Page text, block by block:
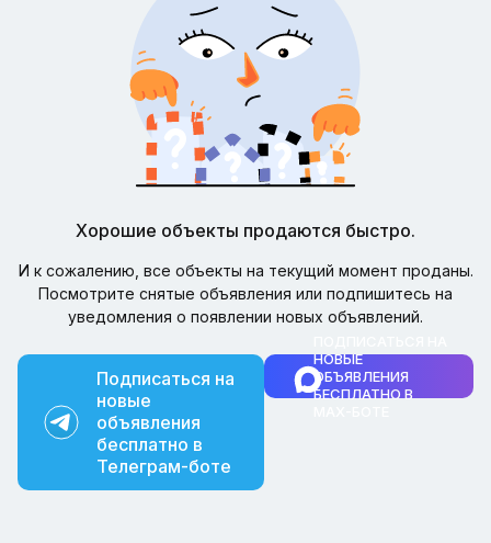
Хорошие объекты продаются быстро.
И к сожалению, все объекты на текущий момент проданы.
Посмотрите снятые объявления или подпишитесь на
уведомления о появлении новых объявлений.
Подписаться на
новые
объявления
бесплатно в
Телеграм-боте
НОВЫЕ
ОБЪЯВЛЕНИЯ
БЕСПЛАТНО В